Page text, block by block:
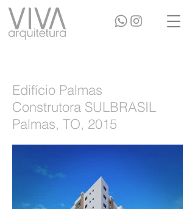
Edifício Palmas
Construtora SULBRASIL
Palmas, TO, 2015